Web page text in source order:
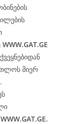
WWW.GAT.GE
მიერ
WWW.GAT.GE.